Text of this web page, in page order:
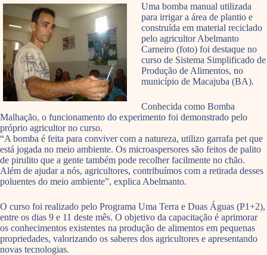
Uma bomba manual utilizada
para irrigar a área de plantio e
construída em material reciclado
pelo agricultor Abelmanto
Carneiro (foto) foi destaque no
curso de Sistema Simplificado de
Produção de Alimentos, no
município de Macajuba (BA).
Conhecida como Bomba
Malhação, o funcionamento do experimento foi demonstrado pelo
próprio agricultor no curso.
“A bomba é feita para conviver com a natureza, utilizo garrafa pet que
está jogada no meio ambiente. Os microaspersores são feitos de palito
de pirulito que a gente também pode recolher facilmente no chão.
Além de ajudar a nós, agricultores, contribuímos com a retirada desses
poluentes do meio ambiente”, explica Abelmanto.
O curso foi realizado pelo Programa Uma Terra e Duas Águas (P1+2),
entre os dias 9 e 11 deste mês. O objetivo da capacitação é aprimorar
os conhecimentos existentes na produção de alimentos em pequenas
propriedades, valorizando os saberes dos agricultores e apresentando
novas tecnologias.